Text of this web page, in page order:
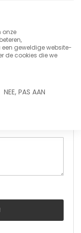
onze
geweldige website-
de cookies die we
NEE, PAS AAN